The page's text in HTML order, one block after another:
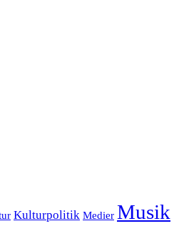
Kulturpolitik Medier Musik